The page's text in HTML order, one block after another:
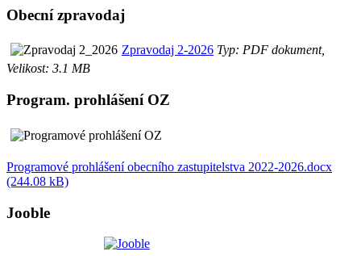
Obecní zpravodaj
Zpravodaj 2-2026 Typ: PDF dokument,
Velikost: 3.1 MB
Program. prohlášení OZ
Programové prohlášení obecního zastupitelstva 2022-2026.docx
(244.08 kB)
Jooble